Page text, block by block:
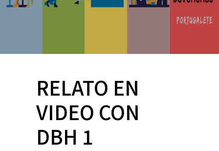
RELATO EN
VIDEO CON
DBH 1